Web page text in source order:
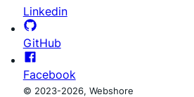
Linkedin
GitHub
Facebook
© 2023-2026, Webshore